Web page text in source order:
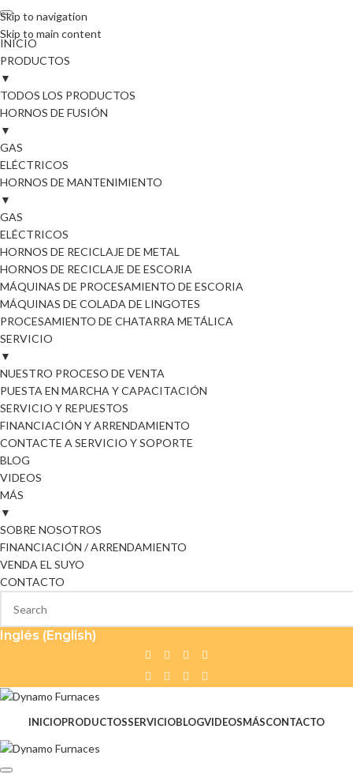
INICIO
PRODUCTOS
▼
TODOS LOS PRODUCTOS
HORNOS DE FUSIÓN
▼
GAS
ELÉCTRICOS
HORNOS DE MANTENIMIENTO
▼
GAS
ELÉCTRICOS
HORNOS DE RECICLAJE DE METAL
HORNOS DE RECICLAJE DE ESCORIA
MÁQUINAS DE PROCESAMIENTO DE ESCORIA
MÁQUINAS DE COLADA DE LINGOTES
PROCESAMIENTO DE CHATARRA METÁLICA
SERVICIO
▼
NUESTRO PROCESO DE VENTA
PUESTA EN MARCHA Y CAPACITACIÓN
SERVICIO Y REPUESTOS
FINANCIACIÓN Y ARRENDAMIENTO
CONTACTE A SERVICIO Y SOPORTE
BLOG
VIDEOS
MÁS
▼
SOBRE NOSOTROS
FINANCIACIÓN / ARRENDAMIENTO
VENDA EL SUYO
CONTACTO
Skip to navigation
Skip to main content
Inglés (English)
INICIOPRODUCTOSSERVICIOBLOGVIDEOSMÁSCONTACTO